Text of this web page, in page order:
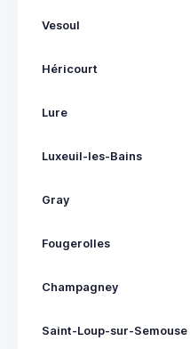
Vesoul
Héricourt
Lure
Luxeuil-les-Bains
Gray
Fougerolles
Champagney
Saint-Loup-sur-Semouse